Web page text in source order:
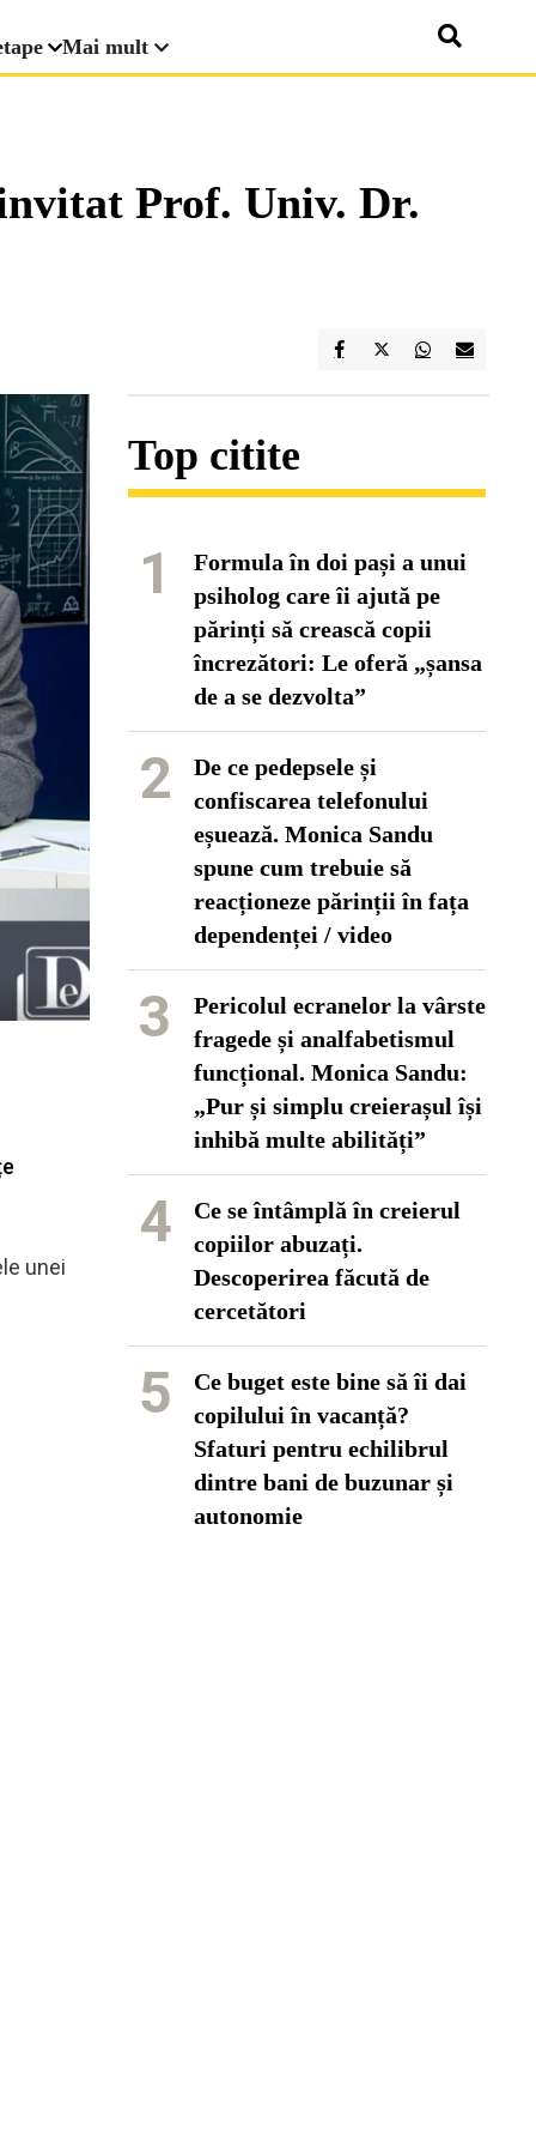
Mai mult
Prof. Univ. Dr.
unei
Top citite
1
Formula în doi pași a unui
psiholog care îi ajută pe
părinți să crească copii
încrezători: Le oferă „șansa
de a se dezvolta”
2
De ce pedepsele și
confiscarea telefonului
eșuează. Monica Sandu
spune cum trebuie să
reacționeze părinții în fața
dependenței / video
3
Pericolul ecranelor la vârste
fragede și analfabetismul
funcțional. Monica Sandu:
„Pur și simplu creierașul își
inhibă multe abilități”
4
Ce se întâmplă în creierul
copiilor abuzați.
Descoperirea făcută de
cercetători
5
Ce buget este bine să îi dai
copilului în vacanță?
Sfaturi pentru echilibrul
dintre bani de buzunar și
autonomie